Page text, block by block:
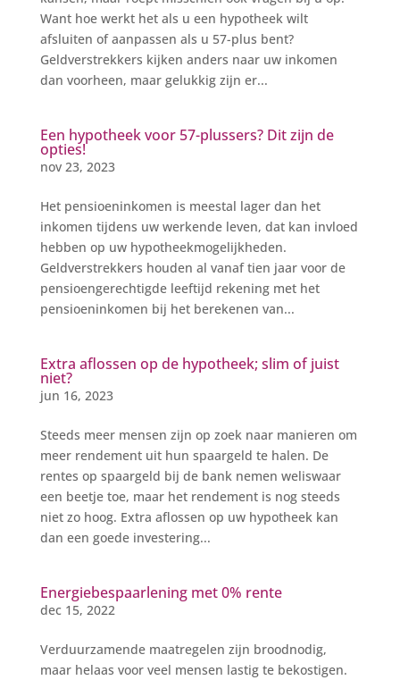
Want hoe werkt het als u een hypotheek wilt
afsluiten of aanpassen als u 57-plus bent?
Geldverstrekkers kijken anders naar uw inkomen
dan voorheen, maar gelukkig zijn er...
Een hypotheek voor 57-plussers? Dit zijn de
opties!
nov 23, 2023
Het pensioeninkomen is meestal lager dan het
inkomen tijdens uw werkende leven, dat kan invloed
hebben op uw hypotheekmogelijkheden.
Geldverstrekkers houden al vanaf tien jaar voor de
pensioengerechtigde leeftijd rekening met het
pensioeninkomen bij het berekenen van...
Extra aflossen op de hypotheek; slim of juist
niet?
jun 16, 2023
Steeds meer mensen zijn op zoek naar manieren om
meer rendement uit hun spaargeld te halen. De
rentes op spaargeld bij de bank nemen weliswaar
een beetje toe, maar het rendement is nog steeds
niet zo hoog. Extra aflossen op uw hypotheek kan
dan een goede investering...
Energiebespaarlening met 0% rente
dec 15, 2022
Verduurzamende maatregelen zijn broodnodig,
maar helaas voor veel mensen lastig te bekostigen.